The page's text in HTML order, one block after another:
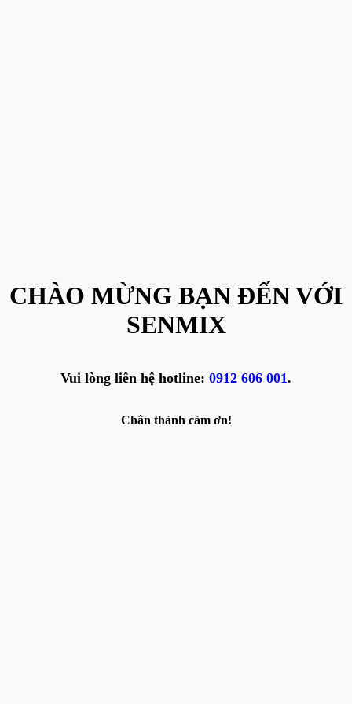
CHÀO MỪNG BẠN ĐẾN VỚI
SENMIX
Vui lòng liên hệ hotline: 0912 606 001.
Chân thành cảm ơn!